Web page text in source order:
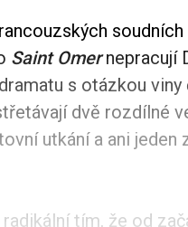
Saint Omernepracují
s otázkou
dvě rozdílné
utkání a ani jeden
radikální tím, že od